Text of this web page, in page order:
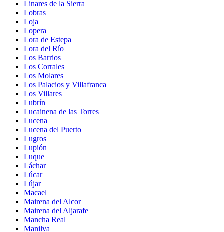
Linares de la Sierra
Lobras
Loja
Lopera
Lora de Estepa
Lora del Río
Los Barrios
Los Corrales
Los Molares
Los Palacios y Villafranca
Los Villares
Lubrín
Lucainena de las Torres
Lucena
Lucena del Puerto
Lugros
Lupión
Luque
Láchar
Lúcar
Lújar
Macael
Mairena del Alcor
Mairena del Aljarafe
Mancha Real
Manilva